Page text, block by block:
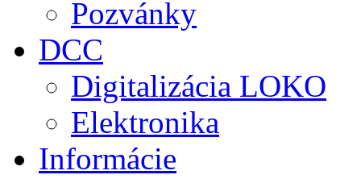
Pozvánky
DCC
Digitalizácia LOKO
Elektronika
Informácie